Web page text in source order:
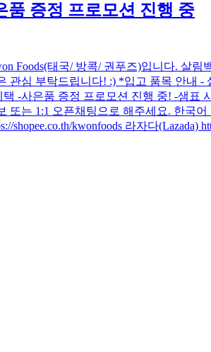
품 증정 프로모션 진행 중
Foods(태국/ 방콕/ 권푸즈)입니다. 살
심 부탁드립니다! :) *입고 품목 안내
-사은품 증정 프로모션 진행 중! -샘표
는 1:1 오픈채팅으로 해주세요. 한국어
kwonfoods 라자다(Lazada)